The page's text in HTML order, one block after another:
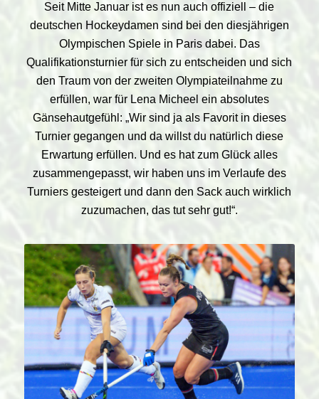
Seit Mitte Januar ist es nun auch offiziell – die
deutschen Hockeydamen sind bei den diesjährigen
Olympischen Spiele in Paris dabei. Das
Qualifikationsturnier für sich zu entscheiden und sich
den Traum von der zweiten Olympiateilnahme zu
erfüllen, war für Lena Micheel ein absolutes
Gänsehautgefühl: „Wir sind ja als Favorit in dieses
Turnier gegangen und da willst du natürlich diese
Erwartung erfüllen. Und es hat zum Glück alles
zusammengepasst, wir haben uns im Verlaufe des
Turniers gesteigert und dann den Sack auch wirklich
zuzumachen, das tut sehr gut!“.